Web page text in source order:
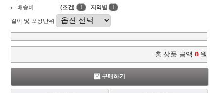
배송비 :
(조건) ! 지역별 !
길이 및 포장단위
총 상품 금액 0 원
구매하기